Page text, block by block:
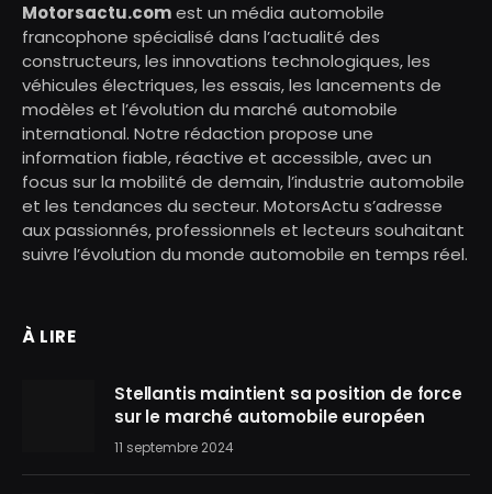
Motorsactu.comest un média automobile
francophone spécialisé dans l’actualité des
constructeurs, les innovations technologiques, les
véhicules électriques, les essais, les lancements de
modèles et l’évolution du marché automobile
international. Notre rédaction propose une
information fiable, réactive et accessible, avec un
focus sur la mobilité de demain, l’industrie automobile
et les tendances du secteur. MotorsActu s’adresse
aux passionnés, professionnels et lecteurs souhaitant
suivre l’évolution du monde automobile en temps réel.
À LIRE
Stellantis maintient sa position de force
sur le marché automobile européen
11 septembre 2024